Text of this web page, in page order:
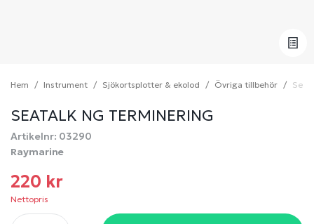
Hem Instrument Sjökortsplotter & ekolod Övriga tillbehör
SEATALK NG TERMINERING
Artikelnr: 03290
Raymarine
220 kr
Nettopris